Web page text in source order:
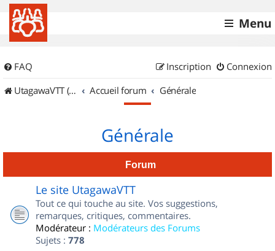
Menu
FAQ Connexion
Inscription
UtagawaVTT (Randos VTT et VTTAE avec traces GPS)
Accueil forum Générale
Générale
Forum
Le site UtagawaVTT
Tout ce qui touche au site. Vos suggestions,
remarques, critiques, commentaires.
Modérateur : Modérateurs des Forums
Sujets : 778